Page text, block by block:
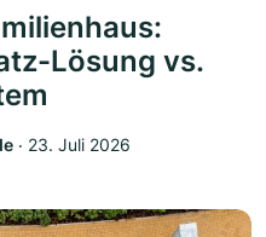
Lösung vs.
‧ 23. Juli 2026